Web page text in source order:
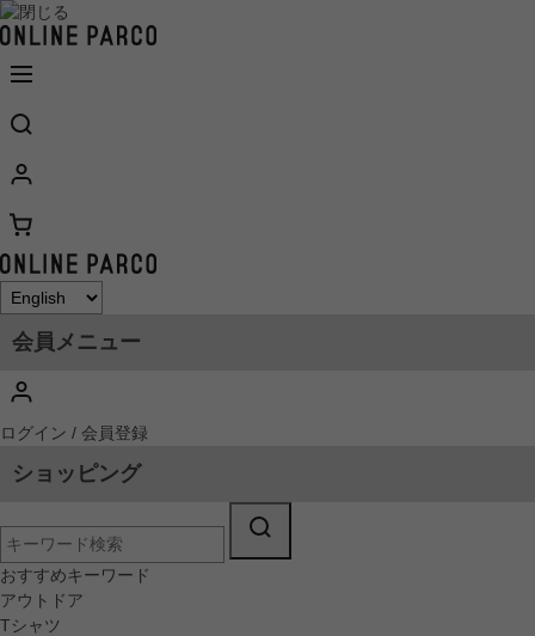
会員メニュー
ログイン / 会員登録
ショッピング
おすすめキーワード
アウトドア
Tシャツ